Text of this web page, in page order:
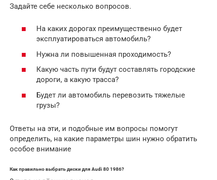
Задайте себе несколько вопросов.
На каких дорогах преимущественно будет
эксплуатироваться автомобиль?
Нужна ли повышенная проходимость?
Какую часть пути будут составлять городские
дороги, а какую трасса?
Будет ли автомобиль перевозить тяжелые
грузы?
Ответы на эти, и подобные им вопросы помогут
определить, на какие параметры шин нужно обратить
особое внимание
Как правильно выбрать диски для Audi 80 1986?